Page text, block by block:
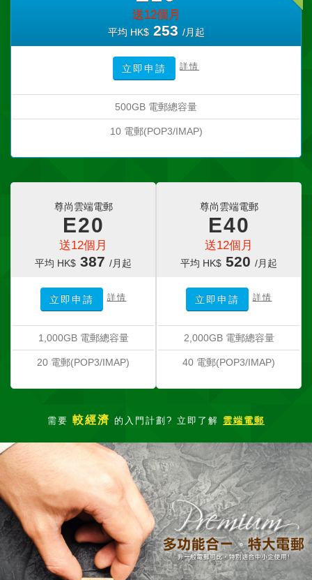
送12個月
平均 HK$ 253 /月起
立即申請 詳情
500GB 電郵總容量
10 電郵(POP3/IMAP)
尊尚雲端電郵
E20
送12個月
平均 HK$ 387 /月起
立即申請 詳情
1,000GB 電郵總容量
20 電郵(POP3/IMAP)
尊尚雲端電郵
E40
送12個月
平均 HK$ 520 /月起
立即申請 詳情
2,000GB 電郵總容量
40 電郵(POP3/IMAP)
需要 較經濟 的入門計劃? 立即了解 雲端電郵